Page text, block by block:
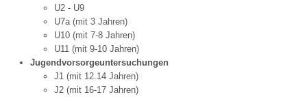
U2 - U9
U7a (mit 3 Jahren)
U10 (mit 7-8 Jahren)
U11 (mit 9-10 Jahren)
Jugendvorsorgeuntersuchungen
J1 (mit 12.14 Jahren)
J2 (mit 16-17 Jahren)